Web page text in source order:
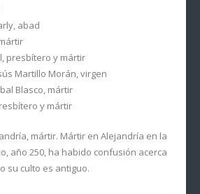
abad
presbítero y mártir
Martillo Morán, virgen
Blasco, mártir
y mártir
mártir. Mártir en Alejandría en la
año 250, ha habido confusión acerca
su culto es antiguo.